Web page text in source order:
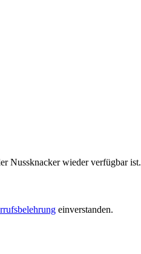
Nussknacker wieder verfügbar ist.
einverstanden.